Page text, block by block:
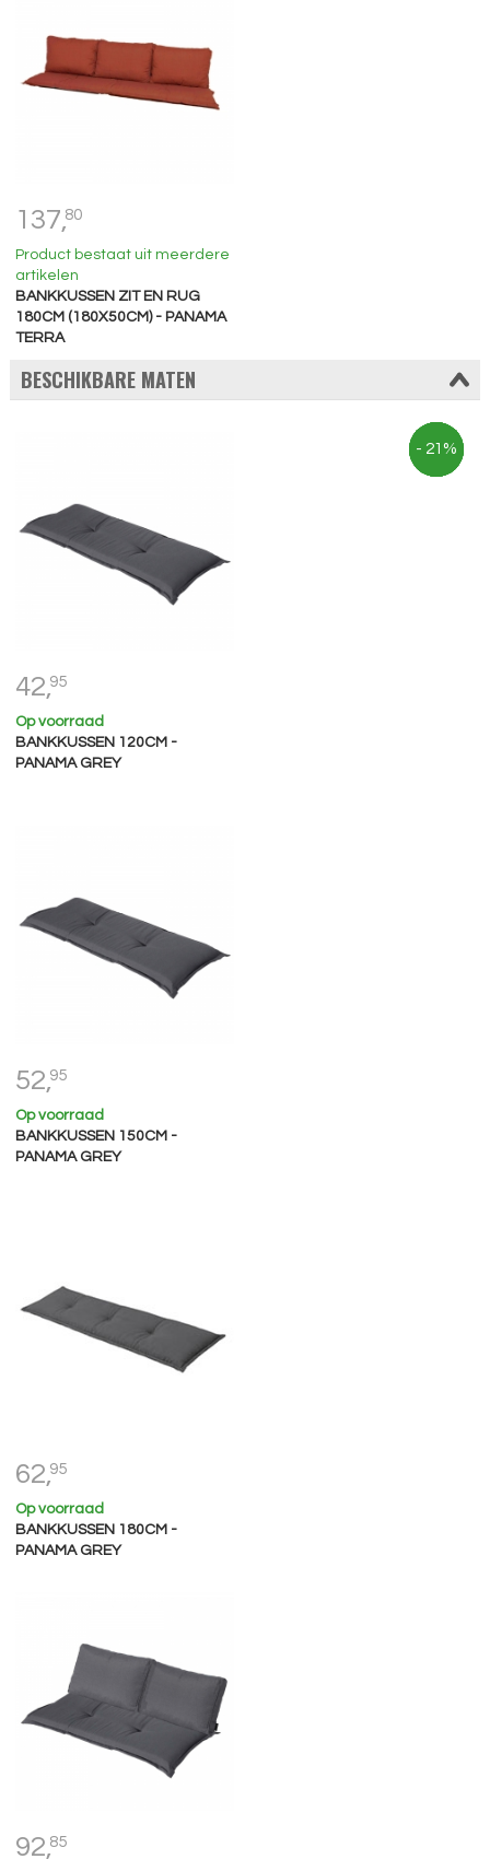
137,80
Product bestaat uit meerdere
artikelen
BANKKUSSEN ZIT EN RUG
180CM (180X50CM) - PANAMA
TERRA
BESCHIKBARE MATEN
42,95
Op voorraad
BANKKUSSEN 120CM -
PANAMA GREY
52,95
Op voorraad
BANKKUSSEN 150CM -
PANAMA GREY
62,95
Op voorraad
BANKKUSSEN 180CM -
PANAMA GREY
92,85
- 23%
- 22%
- 23%
- 21%
- 21%